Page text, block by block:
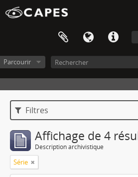
Parcourir
Filtres
Affichage de 4
Description archivistique
Série